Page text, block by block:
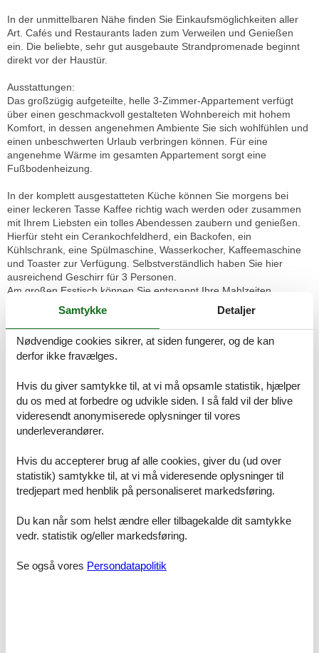
In der unmittelbaren Nähe finden Sie Einkaufsmöglichkeiten aller
Art. Cafés und Restaurants laden zum Verweilen und Genießen
ein. Die beliebte, sehr gut ausgebaute Strandpromenade beginnt
direkt vor der Haustür.
Ausstattungen:
Das großzügig aufgeteilte, helle 3-Zimmer-Appartement verfügt
über einen geschmackvoll gestalteten Wohnbereich mit hohem
Komfort, in dessen angenehmen Ambiente Sie sich wohlfühlen und
einen unbeschwerten Urlaub verbringen können. Für eine
angenehme Wärme im gesamten Appartement sorgt eine
Fußbodenheizung.
In der komplett ausgestatteten Küche können Sie morgens bei
einer leckeren Tasse Kaffee richtig wach werden oder zusammen
mit Ihrem Liebsten ein tolles Abendessen zaubern und genießen.
Hierfür steht ein Cerankochfeldherd, ein Backofen, ein
Kühlschrank, eine Spülmaschine, Wasserkocher, Kaffeemaschine
und Toaster zur Verfügung. Selbstverständlich haben Sie hier
ausreichend Geschirr für 3 Personen.
Am großen Esstisch können Sie entspannt Ihre Mahlzeiten
Das erste Schlafzimmer ist mit einem großen, bequemen
Boxspringbett für zwei Personen und einem geräumigen
Kleiderschrank mit vielen Ablagemöglichkeiten für Ihre Garderobe
Das zweite Schlafzimmer ist ebenfalls mit einem Boxspringbett
(1,60m Breite), für die dritte Person, sowie einem kleinen
Kleiderschrank ausgestattet. In dem breiten Bett können auch
bequem zwei Kinder oder zwei Jugendliche schlafen.
Das Duschbad ist mit einer großzügigen Dusche und WC modern
eingerichtet.
Außenbereich:
Zur Wohnung gehört eine Terrasse und ein kleiner Garten zur
Strandspaziergängen oder einem Shoppingtag einlädt.
Samtykke Detaljer
Nødvendige cookies sikrer, at siden fungerer, og de kan
derfor ikke fravælges.
Hvis du giver samtykke til, at vi må opsamle statistik, hjælper
du os med at forbedre og udvikle siden. I så fald vil der blive
videresendt anonymiserede oplysninger til vores
underleverandører.
Hvis du accepterer brug af alle cookies, giver du (ud over
statistik) samtykke til, at vi må videresende oplysninger til
tredjepart med henblik på personaliseret markedsføring.
Du kan når som helst ændre eller tilbagekalde dit samtykke
vedr. statistik og/eller markedsføring.
Se også vores Persondatapolitik